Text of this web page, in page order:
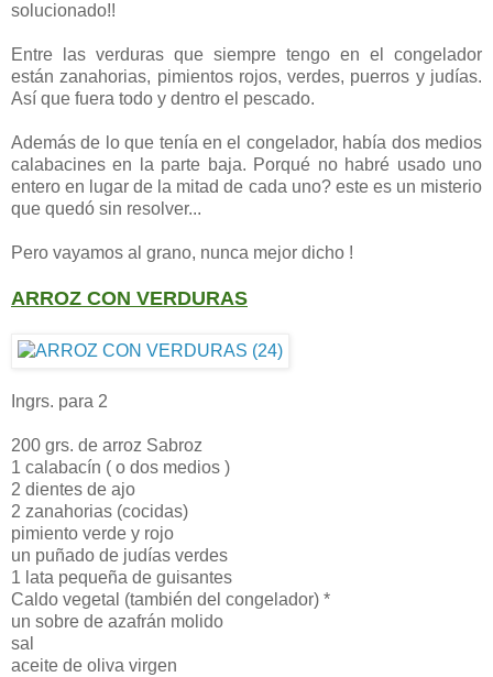
solucionado!!
Entre las verduras que siempre tengo en el congelador
están zanahorias, pimientos rojos, verdes, puerros y judías.
Así que fuera todo y dentro el pescado.
Además de lo que tenía en el congelador, había dos medios
calabacines en la parte baja. Porqué no habré usado uno
entero en lugar de la mitad de cada uno? este es un misterio
que quedó sin resolver...
Pero vayamos al grano, nunca mejor dicho !
ARROZ CON VERDURAS
Ingrs. para 2
200 grs. de arroz Sabroz
1 calabacín ( o dos medios )
2 dientes de ajo
2 zanahorias (cocidas)
pimiento verde y rojo
un puñado de judías verdes
1 lata pequeña de guisantes
Caldo vegetal (también del congelador) *
un sobre de azafrán molido
sal
aceite de oliva virgen